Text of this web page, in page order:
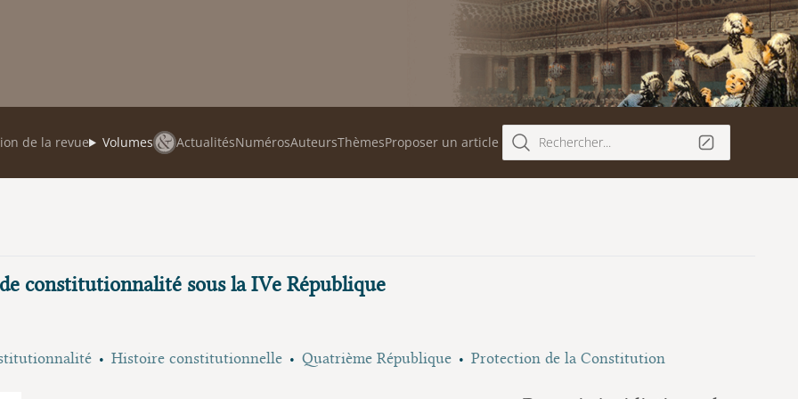
de la revue Volumes ActualitésNumérosAuteursThèmesProposer un article Rechercher...
constitutionnalité sous la IVe République
Histoire constitutionnelle Quatrième République Protection de la Constitution